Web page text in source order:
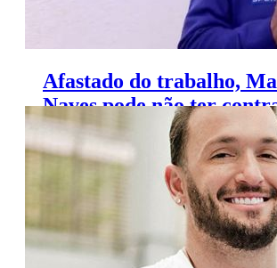
Afastado do trabalho,
Naves pode não ter
renovado na Globo